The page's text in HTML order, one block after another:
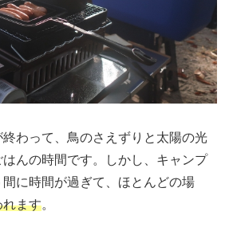
わって、鳥のさえずりと太陽の光
んの時間です。しかし、キャンプ
に時間が過ぎて、ほとんどの場
れます。